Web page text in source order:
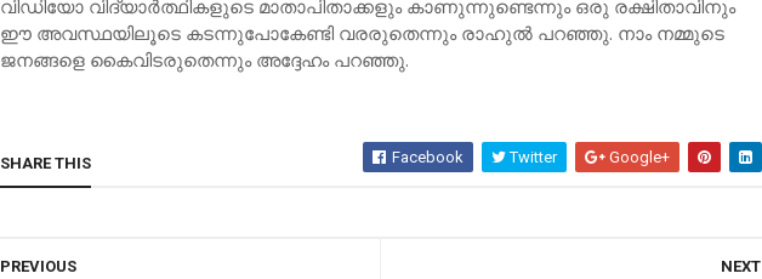
വിഡിയോ വിദ്യാര്‍ത്ഥികളുടെ മാതാപിതാക്കളും കാണുന്നുണ്ടെന്നും ഒരു രക്ഷിതാവിനും
ഈ അവസ്ഥയിലൂടെ കടന്നുപോകേണ്ടി വരരുതെന്നും രാഹുല്‍ പറഞ്ഞു. നാം നമ്മുടെ
ജനങ്ങളെ കൈവിടരുതെന്നും അദ്ദേഹം പറഞ്ഞു.
SHARE THIS Facebook Twitter Google+
NEXT
PREVIOUS